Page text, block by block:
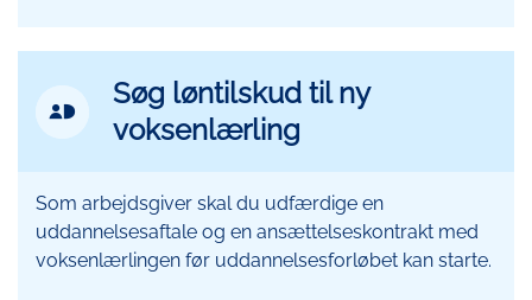
Anmod om udbetaling af løntilskud
- Voksenlærling
MitId
Søg løntilskud til ny
voksenlærling
Som arbejdsgiver skal du udfærdige en
uddannelsesaftale og en ansættelseskontrakt med
voksenlærlingen før uddannelsesforløbet kan starte.